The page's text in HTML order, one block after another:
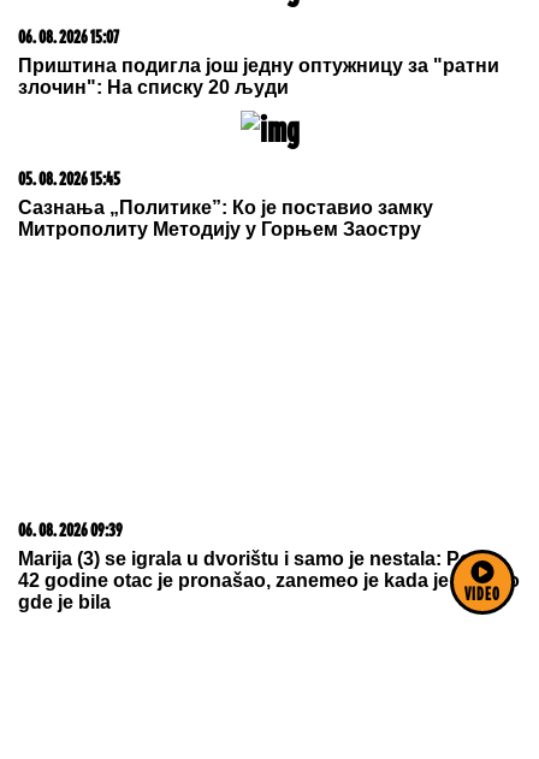
VIDEO
06. 08. 2026 15:07
Приштина подигла још једну оптужницу за "ратни
злочин": На списку 20 људи
05. 08. 2026 15:45
Сазнања „Политике”: Ко је поставио замку
Митрополиту Методију у Горњем Заостру
06. 08. 2026 09:39
Marija (3) se igrala u dvorištu i samo je nestala: Posle
42 godine otac je pronašao, zanemeo je kada je saznao
gde je bila